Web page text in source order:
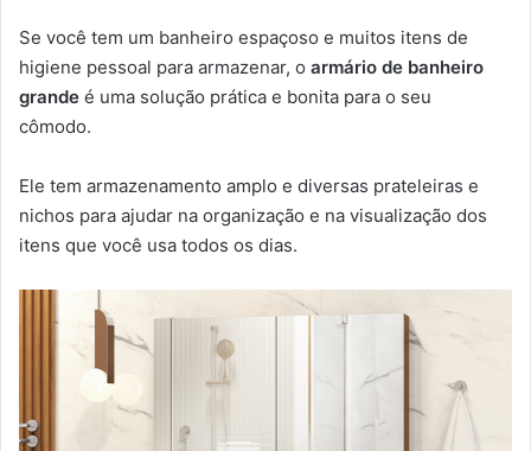
Se você tem um banheiro espaçoso e muitos itens de
higiene pessoal para armazenar, o armário de banheiro
grande é uma solução prática e bonita para o seu
cômodo.
Ele tem armazenamento amplo e diversas prateleiras e
nichos para ajudar na organização e na visualização dos
itens que você usa todos os dias.